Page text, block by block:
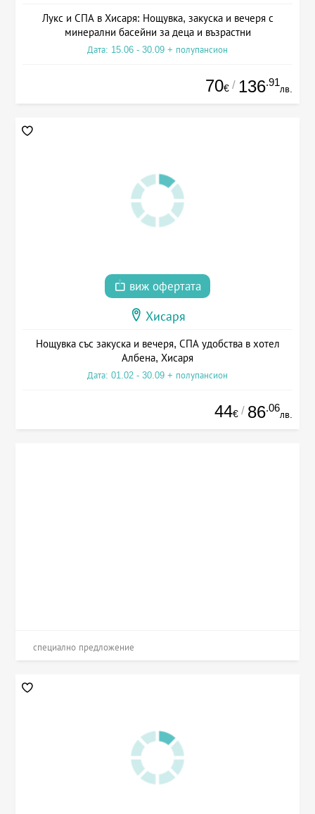
Лукс и СПА в Хисаря: Нощувка, закуска и вечеря с
минерални басейни за деца и възрастни
Дата: 15.06 - 30.09 + полупансион
70€ / 136.91
лв.
виж офертата
Хисаря
Нощувка със закуска и вечеря, СПА удобства в хотел
Албена, Хисаря
Дата: 01.02 - 30.09 + полупансион
44€ / 86.06
лв.
специално предложение